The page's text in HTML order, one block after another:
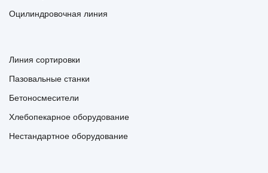
Оцилиндровочная линия
Линия сортировки
Пазовальные станки
Бетоносмесители
Хлебопекарное оборудование
Нестандартное оборудование